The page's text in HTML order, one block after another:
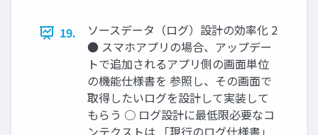
19.
ソースデータ（ログ）設計の効率化 2
● スマホアプリの場合、アップデー
トで追加されるアプリ側の画面単位
の機能仕様書を 参照し、その画面で
取得したいログを設計して実装して
もらう ○ ログ設計に最低限必要なコ